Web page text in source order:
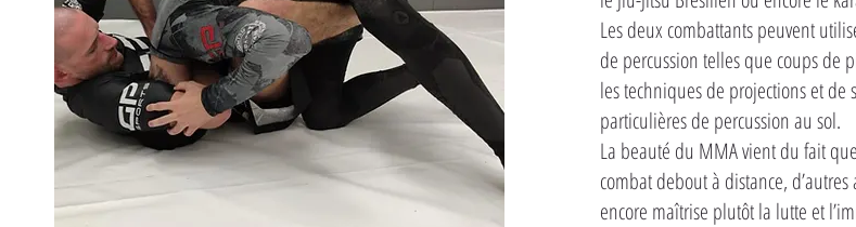
Les deux combattants peuvent
de percussion telles que coups de
les techniques de projections et
particulières de percussion au sol.
La beauté du MMA vient du fait
combat debout à distance,
encore maîtrise plutôt la lutte et